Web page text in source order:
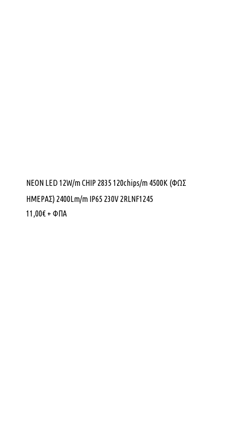
NEON LED 12W/m CHIP 2835 120chips/m 4500K (ΦΩΣ
ΗΜΕΡΑΣ) 2400Lm/m IP65 230V 2RLNF1245
11,00€ + ΦΠΑ